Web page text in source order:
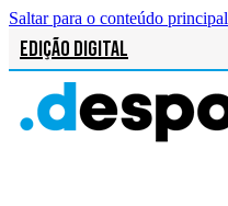
Saltar para o conteúdo principal
Edição Digital